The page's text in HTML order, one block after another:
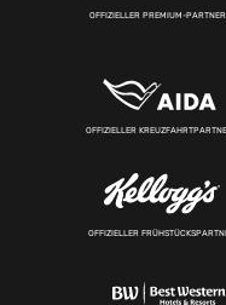
OFFIZIELLER PREMIUM-PARTNER
OFFIZIELLER
OFFIZIELLER